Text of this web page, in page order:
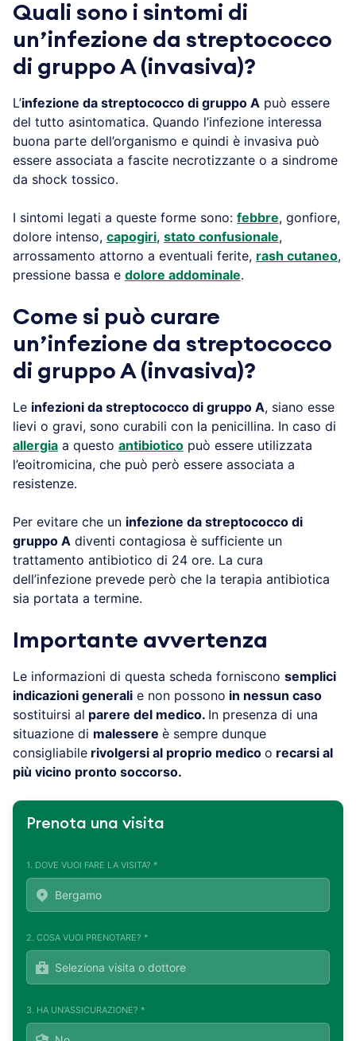
Quali sono i sintomi di
un’infezione da streptococco
di gruppo A (invasiva)?
L’infezione da streptococco di gruppo A può essere
del tutto asintomatica. Quando l’infezione interessa
buona parte dell’organismo e quindi è invasiva può
essere associata a fascite necrotizzante o a sindrome
da shock tossico.
I sintomi legati a queste forme sono: febbre, gonfiore,
dolore intenso, capogiri, stato confusionale,
arrossamento attorno a eventuali ferite, rash cutaneo,
pressione bassa e dolore addominale.
Come si può curare
un’infezione da streptococco
di gruppo A (invasiva)?
Le infezioni da streptococco di gruppo A, siano esse
lievi o gravi, sono curabili con la penicillina. In caso di
allergia a questo antibiotico può essere utilizzata
l’eoitromicina, che può però essere associata a
resistenze.
Per evitare che un infezione da streptococco di
gruppo A diventi contagiosa è sufficiente un
trattamento antibiotico di 24 ore. La cura
dell’infezione prevede però che la terapia antibiotica
sia portata a termine.
Importante avvertenza
Le informazioni di questa scheda forniscono semplici
indicazioni generali e non possono in nessun caso
sostituirsi al parere del medico. In presenza di una
situazione di malessere è sempre dunque
consigliabile rivolgersi al proprio medico o recarsi al
più vicino pronto soccorso.
Prenota una visita
1. DOVE VUOI FARE LA VISITA? *
2. COSA VUOI PRENOTARE? *
3. HA UN'ASSICURAZIONE? *